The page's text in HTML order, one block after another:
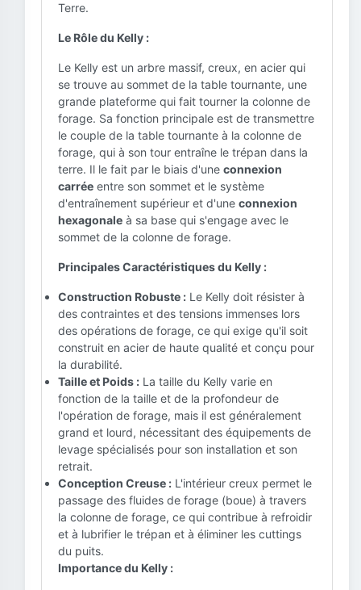
Terre.
Le Rôle du Kelly :
Le Kelly est un arbre massif, creux, en acier qui
se trouve au sommet de la table tournante, une
grande plateforme qui fait tourner la colonne de
forage. Sa fonction principale est de transmettre
le couple de la table tournante à la colonne de
forage, qui à son tour entraîne le trépan dans la
terre. Il le fait par le biais d'une connexion
carrée entre son sommet et le système
d'entraînement supérieur et d'une connexion
hexagonale à sa base qui s'engage avec le
sommet de la colonne de forage.
Principales Caractéristiques du Kelly :
Construction Robuste : Le Kelly doit résister à
des contraintes et des tensions immenses lors
des opérations de forage, ce qui exige qu'il soit
construit en acier de haute qualité et conçu pour
la durabilité.
Taille et Poids : La taille du Kelly varie en
fonction de la taille et de la profondeur de
l'opération de forage, mais il est généralement
grand et lourd, nécessitant des équipements de
levage spécialisés pour son installation et son
retrait.
Conception Creuse : L'intérieur creux permet le
passage des fluides de forage (boue) à travers
la colonne de forage, ce qui contribue à refroidir
et à lubrifier le trépan et à éliminer les cuttings
du puits.
Importance du Kelly :